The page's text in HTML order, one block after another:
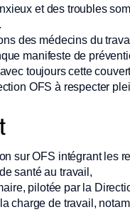
et des troubles
des médecins du
manifeste de
toujours cette
OFS à respecter
sur OFS intégrant les
santé au travail,
pilotée par la
charge de travail,